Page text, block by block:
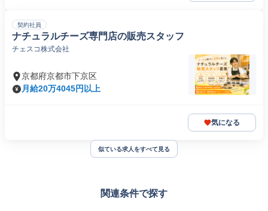
契約社員
ナチュラルチーズ専門店の販売スタッフ
チェスコ株式会社
京都府京都市下京区
月給20万4045円以上
気になる
似ている求人をすべて見る
関連条件で探す